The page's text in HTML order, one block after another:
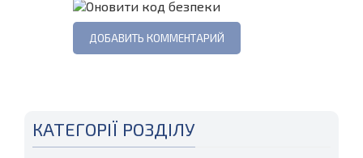
КАТЕГОРІЇ РОЗДІЛУ